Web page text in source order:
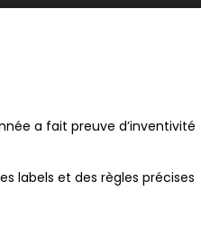
a fait preuve d’inventivité
labels et des règles précises